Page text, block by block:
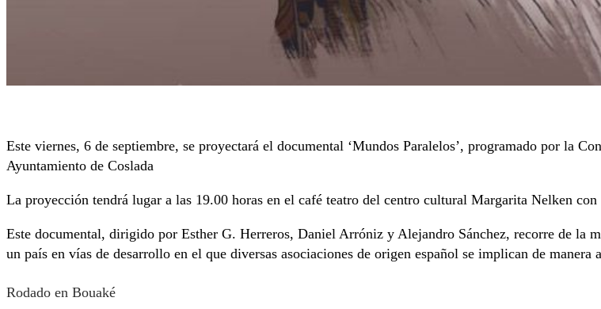
Este viernes, 6 de septiembre, se proyectará el documental ‘Mundos Paralelos’, programado por la
Ayuntamiento de Coslada
La proyección tendrá lugar a las 19.00 horas en el café teatro del centro cultural Margarita Nelken
Este documental, dirigido por Esther G. Herreros, Daniel Arróniz y Alejandro Sánchez, recorre de la
un país en vías de desarrollo en el que diversas asociaciones de origen español se implican de
Rodado en Bouaké